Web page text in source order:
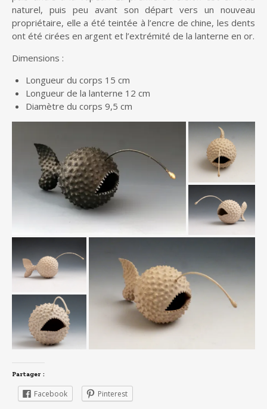
naturel, puis peu avant son départ vers un nouveau
propriétaire, elle a été teintée à l’encre de chine, les dents
ont été cirées en argent et l’extrémité de la lanterne en or.
Dimensions :
Longueur du corps 15 cm
Longueur de la lanterne 12 cm
Diamètre du corps 9,5 cm
Partager :
Facebook Pinterest